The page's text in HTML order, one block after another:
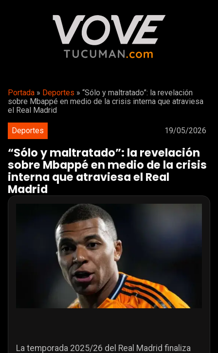
Portada » Deportes » “Sólo y maltratado”: la revelación
sobre Mbappé en medio de la crisis interna que atraviesa
el Real Madrid
Deportes 19/05/2026
“Sólo y maltratado”: la revelación
sobre Mbappé en medio de la crisis
interna que atraviesa el Real
Madrid
La temporada 2025/26 del Real Madrid finaliza